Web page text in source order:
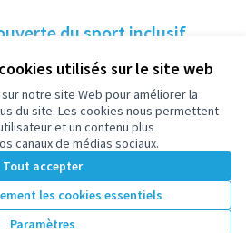
utilisés sur le site web
notre site Web pour améliorer la
du site. Les cookies nous permettent
et un contenu plus
canaux de médias sociaux.
Tout accepter
les cookies essentiels
Paramètres
du sport inclusif
5 000 €
mic
5 000 €